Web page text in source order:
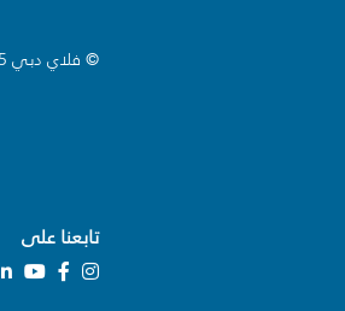
© فلاي دبي 2025. جميع الحقوق محفوظة.
تابعنا على